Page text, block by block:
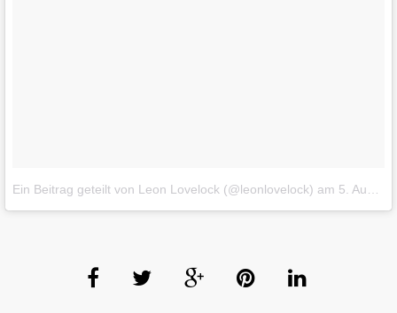
Ein Beitrag geteilt von Leon Lovelock (@leonlovelock) am 5. Aug 2017 um 3:52 Uhr